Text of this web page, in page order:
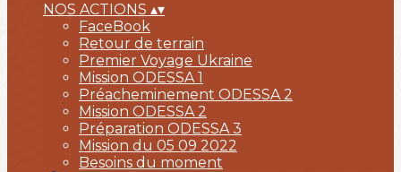
NOS ACTIONS ▴▾
FaceBook
Retour de terrain
Premier Voyage Ukraine
Mission ODESSA 1
Préacheminement ODESSA 2
Mission ODESSA 2
Préparation ODESSA 3
Mission du 05 09 2022
Besoins du moment